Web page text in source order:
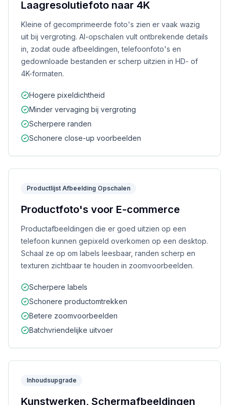
Laagresolutiefoto naar 4K
Kleine of gecomprimeerde foto's zien er vaak wazig
uit bij vergroting. AI-opschalen vult ontbrekende details
in, zodat oude afbeeldingen, telefoonfoto's en
gedownloade bestanden er scherp uitzien in HD- of
4K-formaten.
Hogere pixeldichtheid
Minder vervaging bij vergroting
Scherpere randen
Schonere close-up voorbeelden
Productlijst Afbeelding Opschalen
Productfoto's voor E-commerce
Productafbeeldingen die er goed uitzien op een
telefoon kunnen gepixeld overkomen op een desktop.
Schaal ze op om labels leesbaar, randen scherp en
texturen zichtbaar te houden in zoomvoorbeelden.
Scherpere labels
Schonere productomtrekken
Betere zoomvoorbeelden
Batchvriendelijke uitvoer
Inhoudsupgrade
Kunstwerken, Schermafbeeldingen